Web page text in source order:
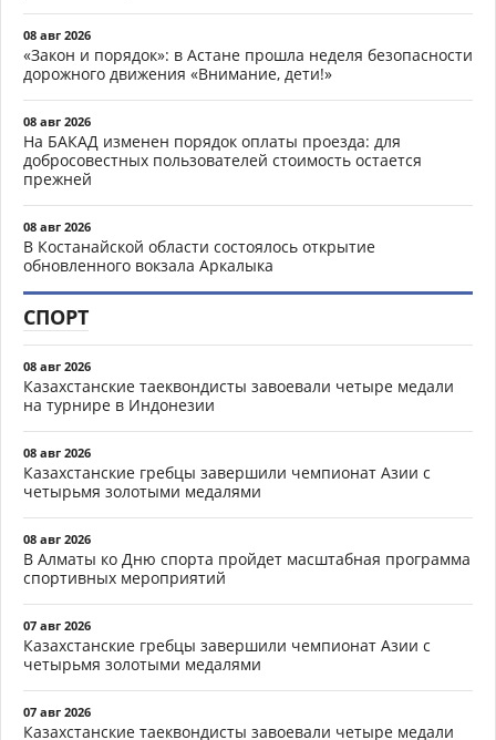
08 авг 2026
«Закон и порядок»: в Астане прошла неделя безопасности
дорожного движения «Внимание, дети!»
08 авг 2026
На БАКАД изменен порядок оплаты проезда: для
добросовестных пользователей стоимость остается
прежней
08 авг 2026
В Костанайской области состоялось открытие
обновленного вокзала Аркалыка
СПОРТ
08 авг 2026
Казахстанские таеквондисты завоевали четыре медали
на турнире в Индонезии
08 авг 2026
Казахстанские гребцы завершили чемпионат Азии с
четырьмя золотыми медалями
08 авг 2026
В Алматы ко Дню спорта пройдет масштабная программа
спортивных мероприятий
07 авг 2026
Казахстанские гребцы завершили чемпионат Азии с
четырьмя золотыми медалями
07 авг 2026
Казахстанские таеквондисты завоевали четыре медали